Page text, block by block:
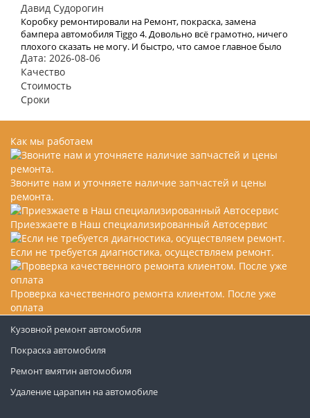
Давид Судорогин
Коробку ремонтировали на Ремонт, покраска, замена
бампера автомобиля Tiggo 4. Довольно всё грамотно, ничего
плохого сказать не могу. И быстро, что самое главное было
для меня. 5!
Дата: 2026-08-06
Качество
Стоимость
Сроки
Как мы работаем
Звоните нам и уточняете наличие запчастей и цены
ремонта.
Приезжаете в Наш специализированный Автосервис
Если не требуется диагностика, осуществляем ремонт.
Проверка качественного ремонта клиентом. После уже
оплата
Кузовной ремонт автомобиля
Покраска автомобиля
Ремонт вмятин автомобиля
Удаление царапин на автомобиле